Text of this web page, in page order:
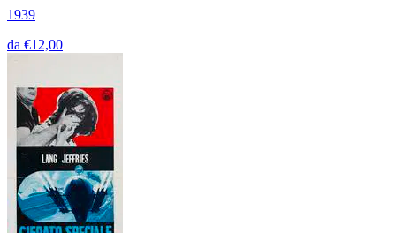
1939
da €12,00